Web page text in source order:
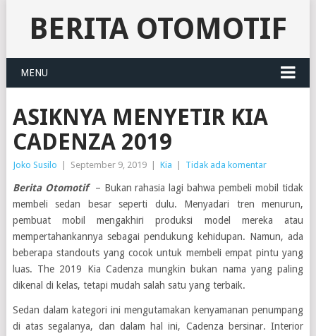
BERITA OTOMOTIF
MENU
ASIKNYA MENYETIR KIA
CADENZA 2019
Joko Susilo September 9, 2019 Kia Tidak ada komentar
Berita Otomotif – Bukan rahasia lagi bahwa pembeli mobil tidak
membeli sedan besar seperti dulu. Menyadari tren menurun,
pembuat mobil mengakhiri produksi model mereka atau
mempertahankannya sebagai pendukung kehidupan. Namun, ada
beberapa standouts yang cocok untuk membeli empat pintu yang
luas. The 2019 Kia Cadenza mungkin bukan nama yang paling
dikenal di kelas, tetapi mudah salah satu yang terbaik.
Sedan dalam kategori ini mengutamakan kenyamanan penumpang
di atas segalanya, dan dalam hal ini, Cadenza bersinar. Interior